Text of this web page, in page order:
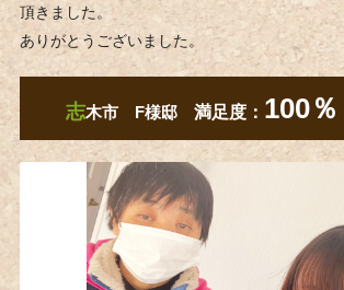
頂きました。
ありがとうございました。
志木市 F様邸 満足度： 100％